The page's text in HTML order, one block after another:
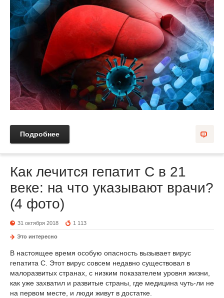
Подробнее
Как лечится гепатит С в 21
веке: на что указывают врачи?
(4 фото)
31 октября 2018 1 113
Это интересно
В настоящее время особую опасность вызывает вирус
гепатита С. Этот вирус совсем недавно существовал в
малоразвитых странах, с низким показателем уровня жизни,
как уже захватил и развитые страны, где медицина чуть-ли не
на первом месте, и люди живут в достатке.